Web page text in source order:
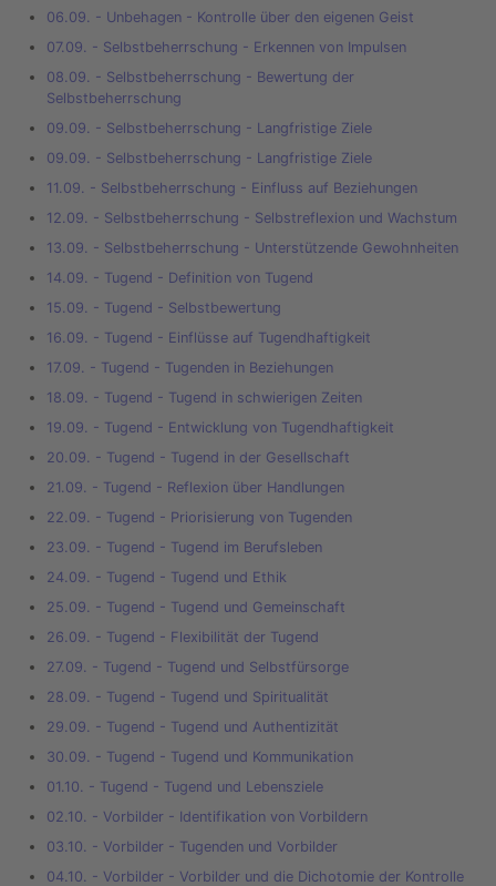
06.09. - Unbehagen - Kontrolle über den eigenen Geist
07.09. - Selbstbeherrschung - Erkennen von Impulsen
08.09. - Selbstbeherrschung - Bewertung der
Selbstbeherrschung
09.09. - Selbstbeherrschung - Langfristige Ziele
09.09. - Selbstbeherrschung - Langfristige Ziele
11.09. - Selbstbeherrschung - Einfluss auf Beziehungen
12.09. - Selbstbeherrschung - Selbstreflexion und Wachstum
13.09. - Selbstbeherrschung - Unterstützende Gewohnheiten
14.09. - Tugend - Definition von Tugend
15.09. - Tugend - Selbstbewertung
16.09. - Tugend - Einflüsse auf Tugendhaftigkeit
17.09. - Tugend - Tugenden in Beziehungen
18.09. - Tugend - Tugend in schwierigen Zeiten
19.09. - Tugend - Entwicklung von Tugendhaftigkeit
20.09. - Tugend - Tugend in der Gesellschaft
21.09. - Tugend - Reflexion über Handlungen
22.09. - Tugend - Priorisierung von Tugenden
23.09. - Tugend - Tugend im Berufsleben
24.09. - Tugend - Tugend und Ethik
25.09. - Tugend - Tugend und Gemeinschaft
26.09. - Tugend - Flexibilität der Tugend
27.09. - Tugend - Tugend und Selbstfürsorge
28.09. - Tugend - Tugend und Spiritualität
29.09. - Tugend - Tugend und Authentizität
30.09. - Tugend - Tugend und Kommunikation
01.10. - Tugend - Tugend und Lebensziele
02.10. - Vorbilder - Identifikation von Vorbildern
03.10. - Vorbilder - Tugenden und Vorbilder
04.10. - Vorbilder - Vorbilder und die Dichotomie der Kontrolle